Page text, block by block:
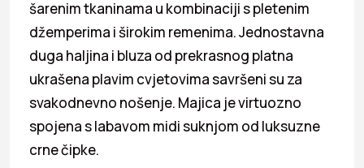
šarenim tkaninama u kombinaciji s pletenim
džemperima i širokim remenima. Jednostavna
duga haljina i bluza od prekrasnog platna
ukrašena plavim cvjetovima savršeni su za
svakodnevno nošenje. Majica je virtuozno
spojena s labavom midi suknjom od luksuzne
crne čipke.